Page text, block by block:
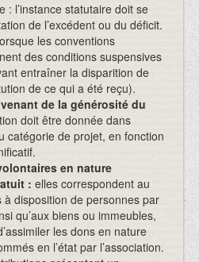
: l’instance statutaire doit se
de l’excédent ou du déficit.
les conventions
des conditions suspensives
entraîner la disparition de
de ce qui a été reçu).
de la générosité du
doit être donnée dans
catégorie de projet, en fonction
en nature
: elles correspondent au
disposition de personnes par
qu’aux biens ou immeubles,
les dons en nature
en l’état par l’association.